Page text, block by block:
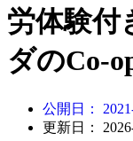
労体験付
ダのCo-
公開日：
更新日：